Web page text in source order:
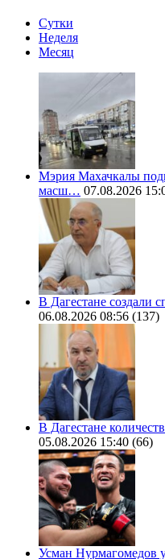
Сутки
Неделя
Месяц
Мэрия Махачкалы
масш… 07.08.2026
В Дагестане создали
06.08.2026 08:56 (137)
В Дагестане
05.08.2026 15:40 (66)
Усман Нурмагомедов